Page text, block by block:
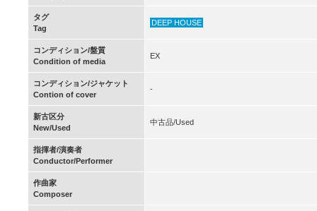
タグ
Tag
DEEP HOUSE
コンディション/盤質
Condition of media
EX
コンディション/ジャケット
Contion of cover
-
新古区分
New/Used
中古品/Used
指揮者/演奏者
Conductor/Performer
作曲家
Composer